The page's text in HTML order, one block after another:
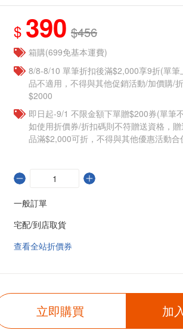
$ 390 $456
箱購(699免基本運費)
8/8-8/10 單筆折扣後滿$2,000享9折(單
品不適用，不得與其他促銷活動/加價購/
$2000
即日起-9/1 不限金額下單贈$200券(單筆
如使用折價券/折扣碼則不符贈送資格，
品滿$2,000可折，不得與其他優惠活動合
一般訂單
宅配/到店取貨
查看全站折價券
立即購買 加